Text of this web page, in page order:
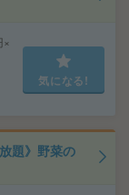
×
気になる!
題》野菜の